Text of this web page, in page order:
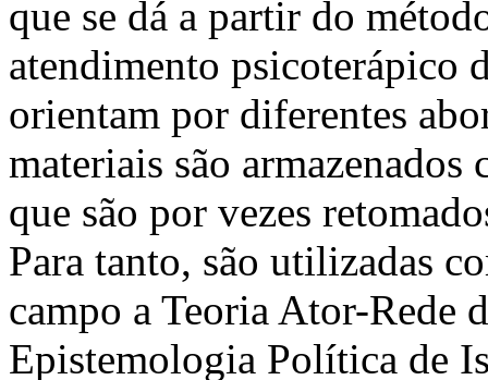
que se dá a partir do
atendimento psicoterápico
orientam por diferentes
materiais são
que são por vezes
Para tanto, são utilizadas
campo a Teoria Ator-Rede
Epistemologia Política de